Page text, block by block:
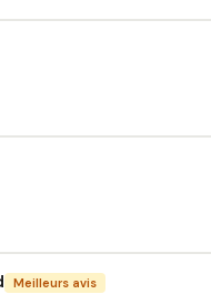
Meilleurs avis